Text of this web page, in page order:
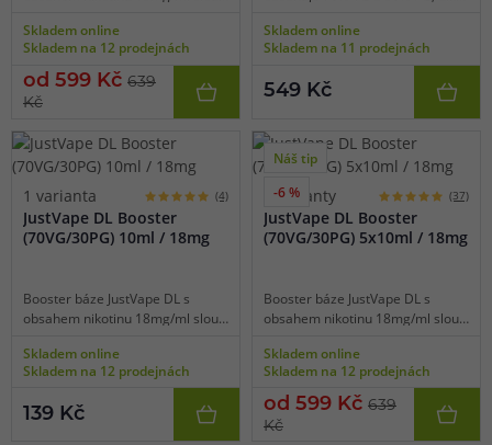
báze k namíchání přesné
požadované koncentrace. Báze
obsahuje 100% podíl glycerolu
(VG), díky tomu je vhodná pro
nízkoodporové e-cigarety
používané pro extrémní tvorbu
páry a získání té nejlepší chuti.
Skladem online
Skladem na 12 prodejnách
od 599 Kč 639
Kč
cigarety používané pro přímý
potah do plic (DL vaping). Bázi lze
nikotinovými boostery či salt
Skladem online
Skladem na 11 prodejnách
549 Kč
1 varianta (4)
JustVape DL Booster
(70VG/30PG) 10ml / 18mg
Booster báze JustVape DL s
obsahem nikotinu 18mg/ml slouží
báze k namíchání přesné
požadované koncentrace. Poměr
tomu je vhodná pro výkonné
Skladem online
Skladem na 12 prodejnách
139 Kč
Náš tip
-6 %
2 varianty (37)
JustVape DL Booster
(70VG/30PG) 5x10ml / 18mg
Booster báze JustVape DL s
obsahem nikotinu 18mg/ml slouží
báze k namíchání přesné
požadované koncentrace. Poměr
látek PG / VG je 30% / 70%, díky
tomu je vhodná pro výkonné
elektronické cigarety používané
Skladem online
Skladem na 12 prodejnách
od 599 Kč 639
Kč